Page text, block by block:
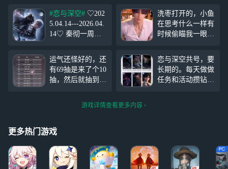
#恋与深空# ♡202
5.04.14---2026.04.
14♡ 秦彻一周年
只为你单曲循环
“愿我们灵魂相
契，永不背叛”˗ˋˏ
♡ ˎˊ˗ ＃秦彻梦女
洗枣打开的，小鱼
在思考什么一样有
时候偷瞄我一眼，
就站那里盯着了
星星今天在鱼推号
上穿的花枝招展的
运气还怪好的，还
有69抽是来了个10
抽，然后就抽到
问，为什么在我运
气好的时候，抽到
彻，而不是三张小
恋与深空共号，要
长期的。每天做做
任务和活动攒钻就
游戏详情查看更多内容
更多热门游戏